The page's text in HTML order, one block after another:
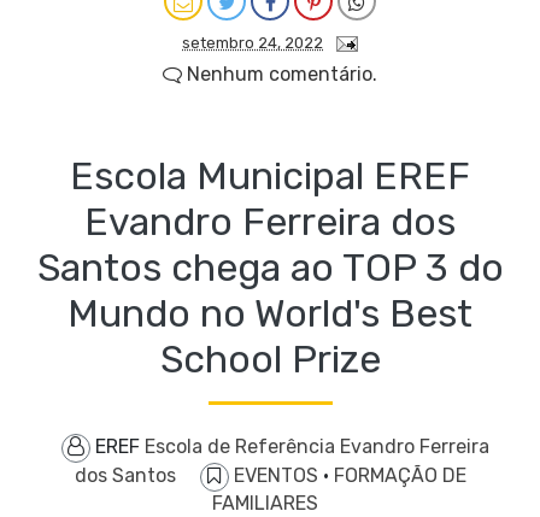
setembro 24, 2022
Nenhum comentário.
Escola Municipal EREF
Evandro Ferreira dos
Santos chega ao TOP 3 do
Mundo no World's Best
School Prize
EREF Escola de Referência Evandro Ferreira
dos Santos
EVENTOS · FORMAÇÃO DE
FAMILIARES